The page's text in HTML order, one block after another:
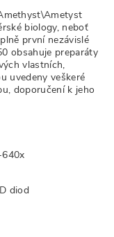
biology, neboť
první nezávislé
obsahuje preparáty
vlastních,
uvedeny veškeré
doporučení k jeho
diod